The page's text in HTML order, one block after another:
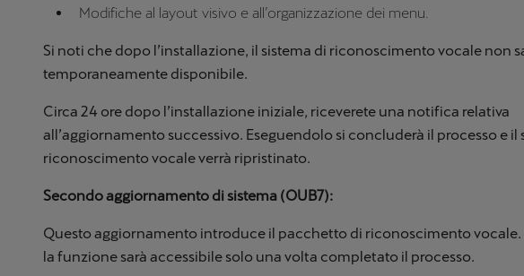
Modifiche al layout visivo e all’organizzazione dei menu.
Si noti che dopo l’installazione, il sistema di riconoscimento vocale non
temporaneamente disponibile.
Circa 24 ore dopo l’installazione iniziale, riceverete una notifica relativa
all’aggiornamento successivo. Eseguendolo si concluderà il processo e il
riconoscimento vocale verrà ripristinato.
Secondo aggiornamento di sistema (OUB7):
Questo aggiornamento introduce il pacchetto di riconoscimento vocale.
la funzione sarà accessibile solo una volta completato il processo.